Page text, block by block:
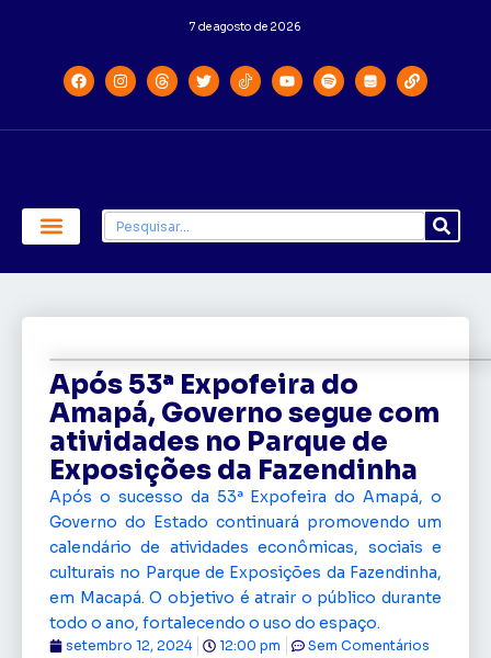
7 de agosto de 2026
Após 53ª Expofeira do
Amapá, Governo segue com
atividades no Parque de
Exposições da Fazendinha
Após o sucesso da 53ª Expofeira do Amapá, o
Governo do Estado continuará promovendo um
calendário de atividades econômicas, sociais e
culturais no Parque de Exposições da Fazendinha,
em Macapá. O objetivo é atrair o público durante
todo o ano, fortalecendo o uso do espaço.
setembro 12, 2024 12:00 pm Sem Comentários